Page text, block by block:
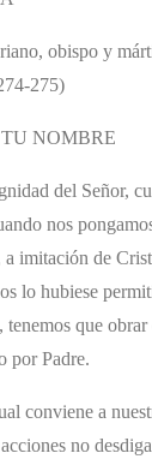
obispo y
275)
NOMBRE
del Señor,
nos
imitación de
lo hubiese
tenemos que
por Padre.
conviene a
no